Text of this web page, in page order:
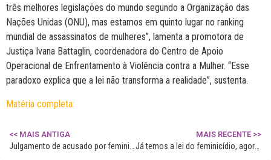
três melhores legislações do mundo segundo a Organização das
Nações Unidas (ONU), mas estamos em quinto lugar no ranking
mundial de assassinatos de mulheres”, lamenta a promotora de
Justiça Ivana Battaglin, coordenadora do Centro de Apoio
Operacional de Enfrentamento à Violência contra a Mulher. “Esse
paradoxo explica que a lei não transforma a realidade”, sustenta.
Matéria completa:
<< MAIS ANTIGA
Julgamento de acusado por feminicídio de personal trainer é remarcado em Montenegro
MAIS RECENTE >>
Já temos a lei do feminicídio, agora precisamos de políticas de cultura e educação, diz advogada